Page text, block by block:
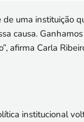
uma instituição
causa.
afirma Carla
institucional